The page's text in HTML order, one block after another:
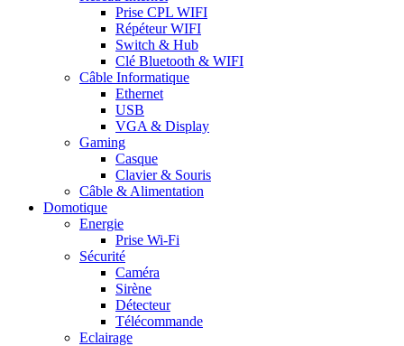
Prise CPL WIFI
Répéteur WIFI
Switch & Hub
Clé Bluetooth & WIFI
Câble Informatique
Ethernet
USB
VGA & Display
Gaming
Casque
Clavier & Souris
Câble & Alimentation
Domotique
Energie
Prise Wi-Fi
Sécurité
Caméra
Sirène
Détecteur
Télécommande
Eclairage